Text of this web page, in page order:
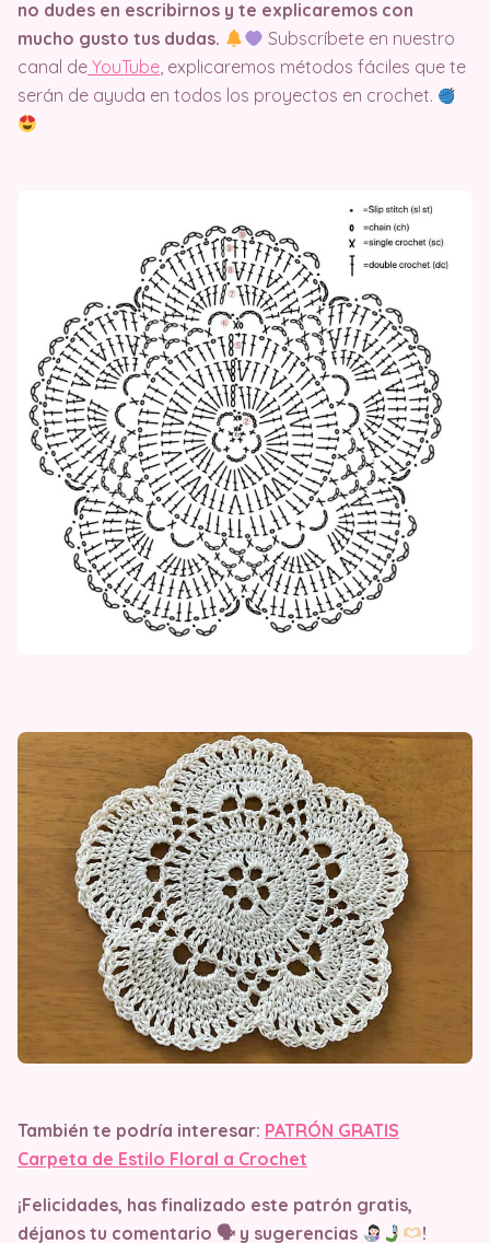
no dudes en escribirnos y te explicaremos con
mucho gusto tus dudas.
Subscríbete en nuestro
canal de YouTube, explicaremos métodos fáciles que te
serán de ayuda en todos los proyectos en crochet.
También te podría interesar: PATRÓN GRATIS
Carpeta de Estilo Floral a Crochet
¡Felicidades, has finalizado este patrón gratis,
déjanos tu comentario 🗣 y sugerencias
​!